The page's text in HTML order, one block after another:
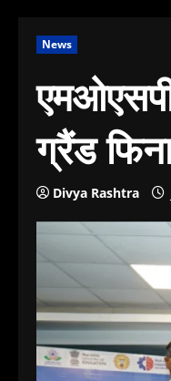
News
ग्रैंड
Divya Rashtra